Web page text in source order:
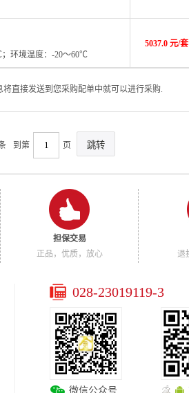
；环境温度：-20～60℃
5037.0 元/套
直接发送到您采购配单中就可以进行采购.
到第 页
担保交易
正品，优质，放心
退
028-23019119-3
微信公众号